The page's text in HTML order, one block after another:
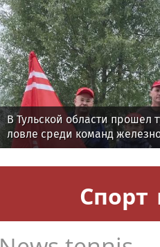
В Тульской области прошел
ловле среди команд
Спорт